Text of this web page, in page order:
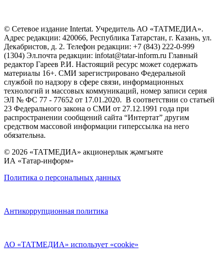
© Сетевое издание Intertat. Учредитель АО «ТАТМЕДИА».
Адрес редакции: 420066, Республика Татарстан, г. Казань, ул.
Декабристов, д. 2. Телефон редакции: +7 (843) 222-0-999
(1304) Эл.почта редакции: infotat@tatar-inform.ru Главный
редактор Гареев Р.И. Настоящий ресурс может содержать
материалы 16+. СМИ зарегистрировано Федеральной
службой по надзору в сфере связи, информационных
технологий и массовых коммуникаций, номер записи серия
ЭЛ № ФС 77 - 77652 от 17.01.2020. В соответствии со статьей
23 Федерального закона о СМИ от 27.12.1991 года при
распространении сообщений сайта “Интертат” другим
средством массовой информации гиперссылка на него
обязательна.
© 2026 «ТАТМЕДИА» акционерлык җәмгыяте
ИА «Татар-информ»
Политика о персональных данных
Антикоррупционная политика
АО «ТАТМЕДИА» использует «cookie»